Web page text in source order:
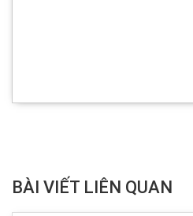
BÀI VIẾT LIÊN QUAN